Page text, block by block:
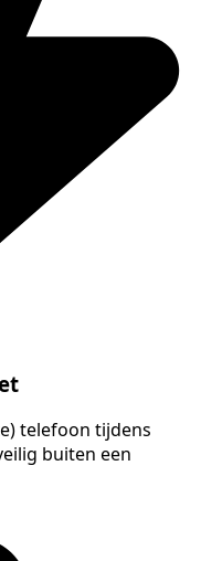
telefoon tijdens
buiten een